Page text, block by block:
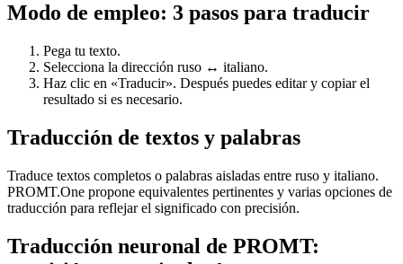
Modo de empleo: 3 pasos para traducir
Pega tu texto.
Selecciona la dirección ruso ↔ italiano.
Haz clic en «Traducir». Después puedes editar y copiar el
resultado si es necesario.
Traducción de textos y palabras
Traduce textos completos o palabras aisladas entre ruso y italiano.
PROMT.One propone equivalentes pertinentes y varias opciones de
traducción para reflejar el significado con precisión.
Traducción neuronal de PROMT: